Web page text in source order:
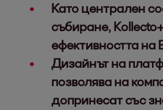
Като централен
събиране,
ефективността на
Дизайнът на
позволява на
допринесат със